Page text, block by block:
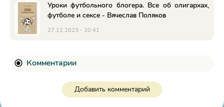
Уроки футбольного блогера. Все об олигархах,
футболе и сексе - Вячеслав Поляков
27.12.2023 - 20:41
Комментарии
Добавить комментарий